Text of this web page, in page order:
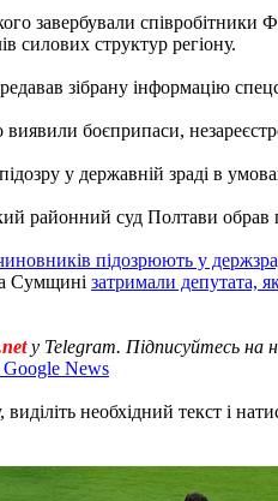
завербували
силових структур регіону.
зібрану інформацію
боєприпаси,
у державній зраді в
районний суд Полтави
підозрюють у
Сумщині затримали депутата,
у Telegram. Підписуйтесь на
News
необхідний текст і